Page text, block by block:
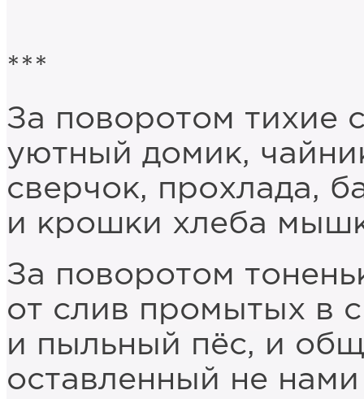
***
За поворотом тихие
уютный домик,
сверчок, прохлада,
и крошки хлеба
За поворотом
от слив промытых в
и пыльный пёс, и
оставленный не